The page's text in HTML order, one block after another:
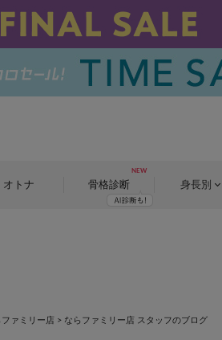
オトナ 骨格診断 身長別
ファミリー店 > ならファミリー店 スタッフのブログ